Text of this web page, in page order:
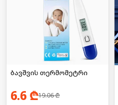
ბავშვის თერმომეტრი
6.6 ₾19.06₾